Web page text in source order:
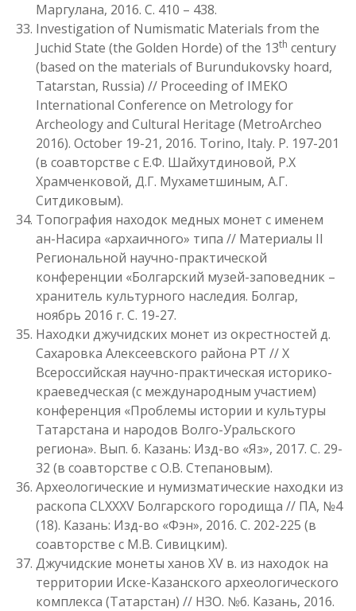
Маргулана, 2016. С. 410 – 438.
Investigation of Numismatic Materials from the
Juchid State (the Golden Horde) of the 13th century
(based on the materials of Burundukovsky hoard,
Tatarstan, Russia) // Proceeding of IMEKO
International Conference on Metrology for
Archeology and Cultural Heritage (MetroArcheo
2016). October 19-21, 2016. Torino, Italy. P. 197-201
(в соавторстве с Е.Ф. Шайхутдиновой, Р.Х
Храмченковой, Д.Г. Мухаметшиным, А.Г.
Ситдиковым).
Топография находок медных монет с именем
ан-Насира «архаичного» типа // Материалы II
Региональной научно-практической
конференции «Болгарский музей-заповедник –
хранитель культурного наследия. Болгар,
ноябрь 2016 г. С. 19-27.
Находки джучидских монет из окрестностей д.
Сахаровка Алексеевского района РТ // X
Всероссийская научно-практическая историко-
краеведческая (с международным участием)
конференция «Проблемы истории и культуры
Татарстана и народов Волго-Уральского
региона». Вып. 6. Казань: Изд-во «Яз», 2017. С. 29-
32 (в соавторстве с О.В. Степановым).
Археологические и нумизматические находки из
раскопа CLXXXV Болгарского городища // ПА, №4
(18). Казань: Изд-во «Фэн», 2016. С. 202-225 (в
соавторстве с М.В. Сивицким).
Джучидские монеты ханов XV в. из находок на
территории Иске-Казанского археологического
комплекса (Татарстан) // НЗО. №6. Казань, 2016.